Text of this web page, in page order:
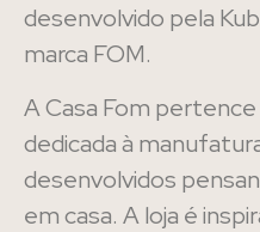
desenvolvido pela
marca FOM.
A Casa Fom
dedicada à
desenvolvidos
em casa. A loja é